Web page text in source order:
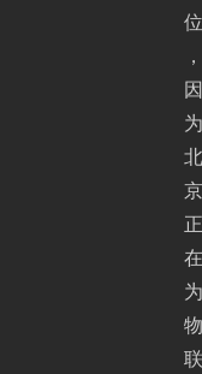
位
，
因
为
北
京
正
在
为
物
联